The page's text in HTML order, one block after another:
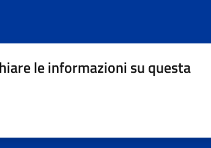
le informazioni su questa